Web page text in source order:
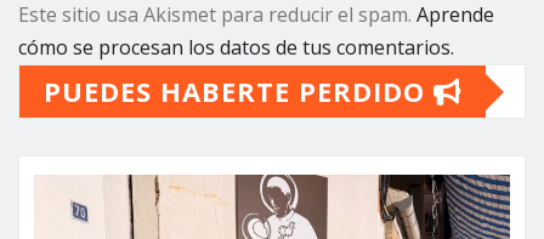
Este sitio usa Akismet para reducir el spam. Aprende
cómo se procesan los datos de tus comentarios.
PUEDES HABERTE PERDIDO